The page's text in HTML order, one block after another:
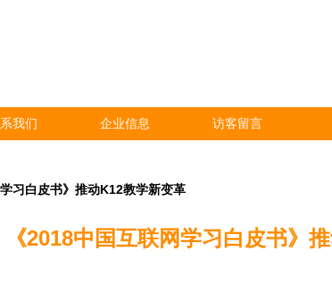
我们 企业信息 访客留言
习白皮书》推动K12教学新变革
2018中国互联网学习白皮书》